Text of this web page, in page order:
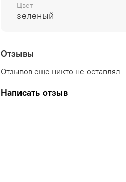
Цвет
зеленый
Отзывы
Отзывов еще никто не оставлял
Написать отзыв